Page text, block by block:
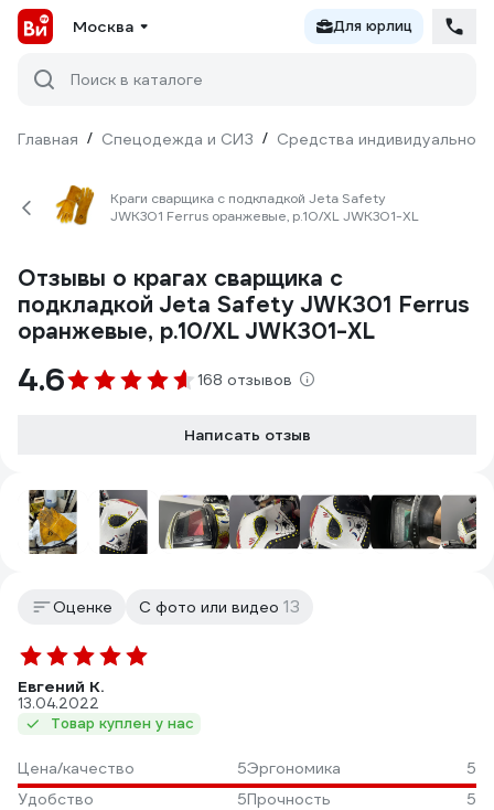
Москва Для юрлиц
Поиск в каталоге
Главная / Спецодежда и СИЗ / Средства индивидуальной
Краги сварщика с подкладкой Jeta Safety
JWK301 Ferrus оранжевые, р.10/XL JWK301-XL
Отзывы о крагах сварщика с
подкладкой Jeta Safety JWK301 Ferrus
оранжевые, р.10/XL JWK301-XL
4.6 168 отзывов
Написать отзыв
Оценке С фото или видео 13
Евгений К.
13.04.2022
Товар куплен у нас
Цена/качество 5Эргономика
5
Удобство
5Прочность 5